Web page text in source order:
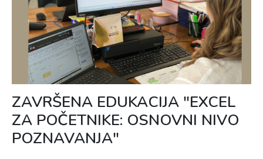
ZAVRŠENA EDUKACIJA "EXCEL
ZA POČETNIKE: OSNOVNI NIVO
POZNAVANJA"